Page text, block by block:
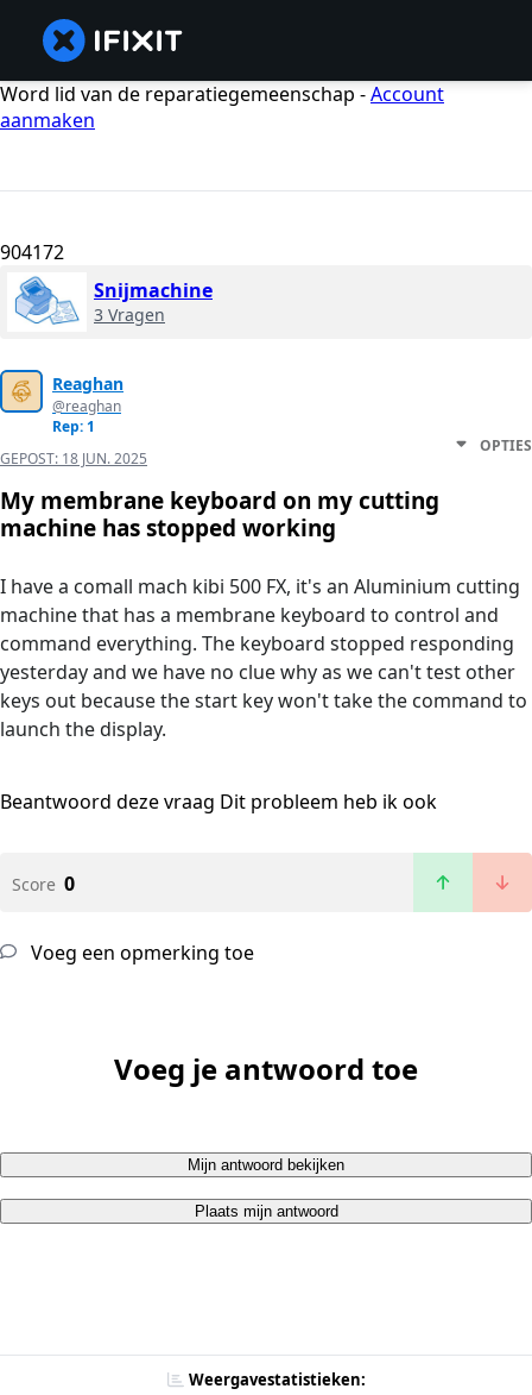
Word lid van de reparatiegemeenschap -Account
aanmaken
904172
Snijmachine
3 Vragen
Reaghan
@reaghan
Rep: 1
GEPOST: 18 JUN. 2025
OPTIES
My membrane keyboard on my cutting
machine has stopped working
I have a comall mach kibi 500 FX, it's an Aluminium cutting
machine that has a membrane keyboard to control and
command everything. The keyboard stopped responding
yesterday and we have no clue why as we can't test other
keys out because the start key won't take the command to
launch the display.
Beantwoord deze vraag Dit probleem heb ik ook
Score 0
Voeg een opmerking toe
Voeg je antwoord toe
Mijn antwoord bekijken
Plaats mijn antwoord
Weergavestatistieken: